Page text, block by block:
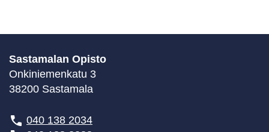
Sastamalan Opisto
Onkiniemenkatu 3
38200 Sastamala
040 138 2034